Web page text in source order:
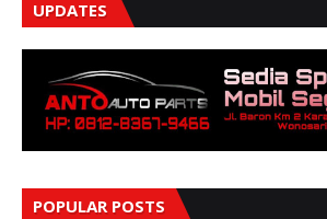
UPDATES
POPULAR POSTS